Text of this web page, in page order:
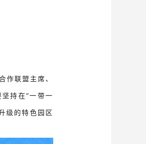
作联盟主席、
持在“一带一
级的特色园区